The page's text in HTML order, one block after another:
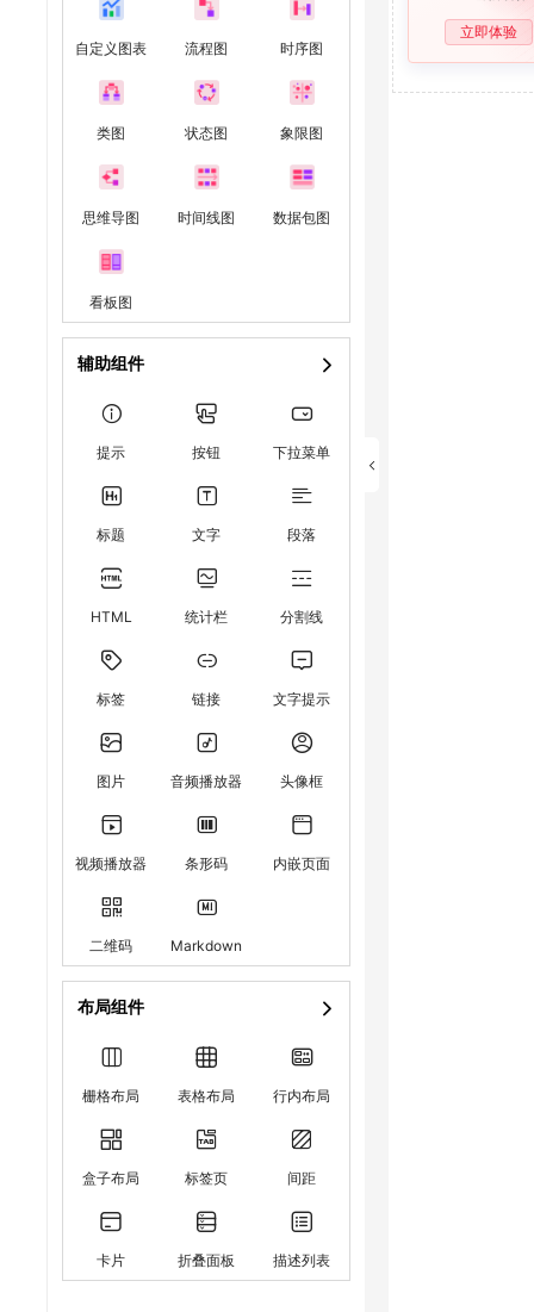
自定义图表 流程图 时序图
类图 状态图 象限图
思维导图 时间线图 数据包图
看板图
辅助组件
提示 按钮 下拉菜单
标题 文字 段落
HTML 统计栏 分割线
标签 链接 文字提示
图片 音频播放器 头像框
视频播放器 条形码 内嵌页面
二维码 Markdown
布局组件
栅格布局 表格布局 行内布局
盒子布局 标签页 间距
卡片 折叠面板 描述列表
立即体验